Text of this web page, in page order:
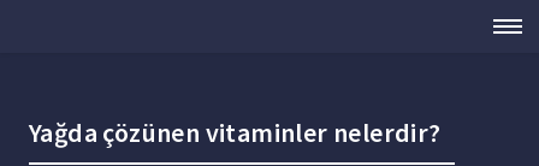
Yağda çözünen vitaminler nelerdir?